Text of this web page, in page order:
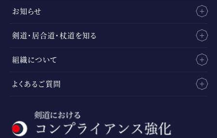
お知らせ
剣道・居合道・杖道を知る
組織について
よくあるご質問